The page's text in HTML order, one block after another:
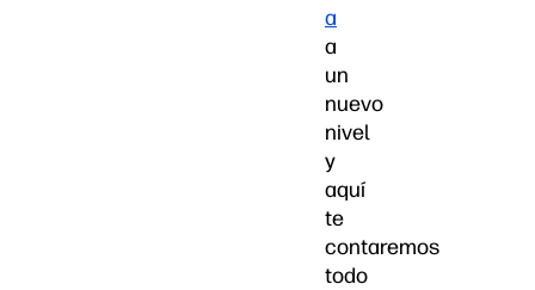
a
a
un
nuevo
nivel
y
aquí
te
contaremos
todo